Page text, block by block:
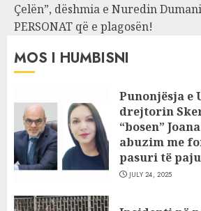
Çelën”, dëshmia e Nuredin
PERSONAT që e plagosën!
MOS I HUMBISNI
Punonjësja e
drejtorin
“bosen”
abuzim me
pasuri të
JULY 24, 2025